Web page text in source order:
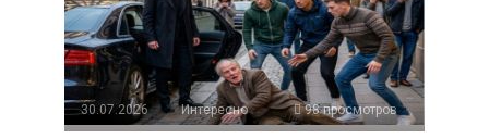
30.07.2026 Интересно 98 просмотров